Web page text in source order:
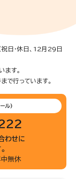
日・休日、12月29日
す。
で行っています。
ル)
わせに
無休